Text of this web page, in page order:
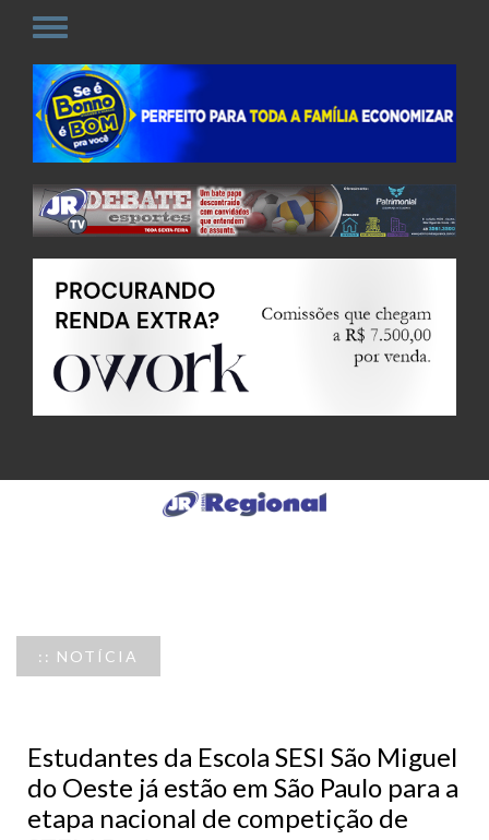
:: NOTÍCIA
Estudantes da Escola SESI São Miguel
do Oeste já estão em São Paulo para a
etapa nacional de competição de